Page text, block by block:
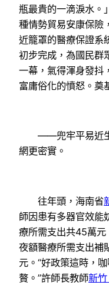
瓶最貴的一滴淚水。」
種情勢貿易安康保險
近籠罩的醫療保證系
初步完成，為國民群
一幕，氣得渾身發抖
富庸俗化的憤怒。奠
——兜牢平易近生
網更密實。
往年頭，海南省
師因患有多器官效能
療所需支出共45萬
夜額醫療所需支出補
元。“好政策這時，
贅。”許師長教師新